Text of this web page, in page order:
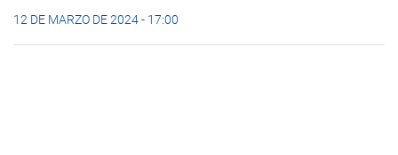
12 DE MARZO DE 2024 - 17:00